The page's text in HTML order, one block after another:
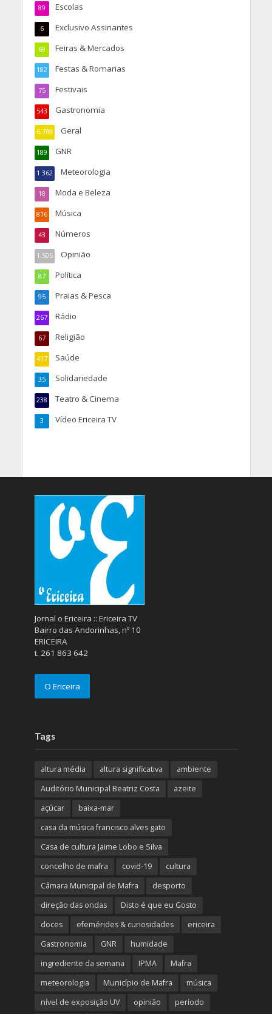
Escolas
89
Exclusivo Assinantes
6
Feiras & Mercados
69
Festas & Romarias
182
Festivais
75
Gastronomia
543
Geral
6.769
GNR
189
Meteorologia
1.362
Moda e Beleza
18
Música
816
Números
43
Opinião
1.505
Política
87
Praias & Pesca
95
Rádio
267
Religião
67
Saúde
417
Solidariedade
35
Teatro & Cinema
238
Vídeo Ericeira TV
3
Jornal o Ericeira :: Ericeira TV
Bairro das Andorinhas, nº 10
ERICEIRA
t. 261 863 642
O Ericeira
Tags
altura média altura significativa
ambiente
Auditório Municipal Beatriz Costa
azeite
açúcar
baixa-mar
casa da música francisco alves gato
Casa de cultura Jaime Lobo e Silva
concelho de mafra
covid-19
cultura
Câmara Municipal de Mafra
desporto
direção das ondas
Disto é que eu Gosto
doces
efemérides & curiosidades
ericeira
Gastronomia
GNR
humidade
ingrediente da semana
IPMA
Mafra
meteorologia
Município de Mafra
música
nível de exposição UV
opinião período